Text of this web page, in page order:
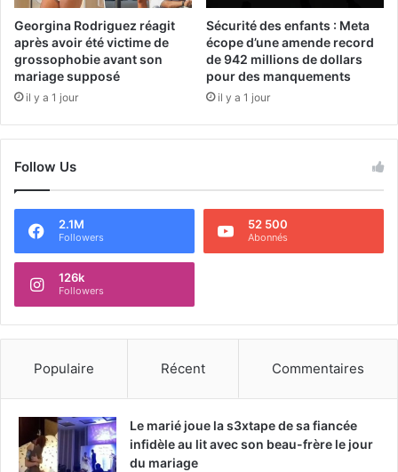
Georgina Rodriguez réagit
après avoir été victime de
grossophobie avant son
mariage supposé
il y a 1 jour
Sécurité des enfants : Meta
écope d’une amende record
de 942 millions de dollars
pour des manquements
il y a 1 jour
Follow Us
2.1M
Followers
52 500
Abonnés
126k
Followers
Populaire Récent Commentaires
Le marié joue la s3xtape de sa fiancée
infidèle au lit avec son beau-frère le jour
du mariage